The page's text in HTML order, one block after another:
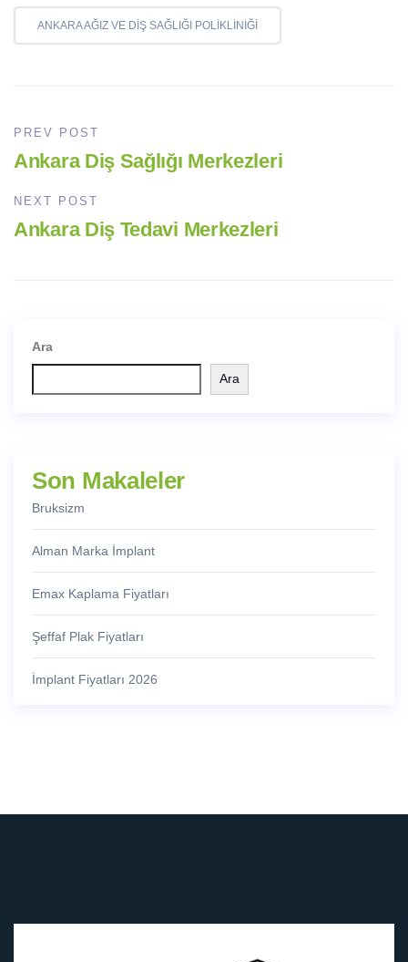
ANKARA AĞIZ VE DIŞ SAĞLIĞI POLIKLINIĞI
PREV POST
Ankara Diş Sağlığı Merkezleri
NEXT POST
Ankara Diş Tedavi Merkezleri
Ara
Ara
Son Makaleler
Bruksizm
Alman Marka İmplant
Emax Kaplama Fiyatları
Şeffaf Plak Fiyatları
İmplant Fiyatları 2026